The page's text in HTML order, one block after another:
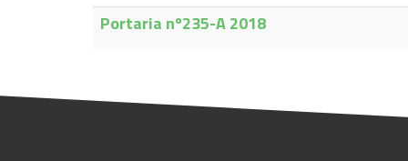
Portaria nº235-A 2018